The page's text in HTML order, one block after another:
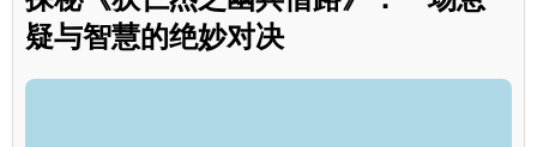
疑与智慧的绝妙对决